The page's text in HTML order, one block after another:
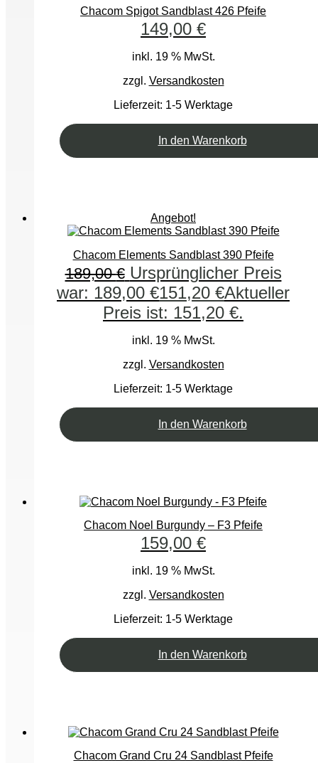
Chacom Spigot Sandblast 426 Pfeife
149,00 €
inkl. 19 % MwSt.
zzgl. Versandkosten
Lieferzeit: 1-5 Werktage
In den Warenkorb
Angebot!
Chacom Elements Sandblast 390 Pfeife
189,00€ Ursprünglicher Preis
war: 189,00 €151,20 €Aktueller
Preis ist: 151,20 €.
inkl. 19 % MwSt.
zzgl. Versandkosten
Lieferzeit: 1-5 Werktage
In den Warenkorb
Chacom Noel Burgundy – F3 Pfeife
159,00 €
inkl. 19 % MwSt.
zzgl. Versandkosten
Lieferzeit: 1-5 Werktage
In den Warenkorb
Chacom Grand Cru 24 Sandblast Pfeife